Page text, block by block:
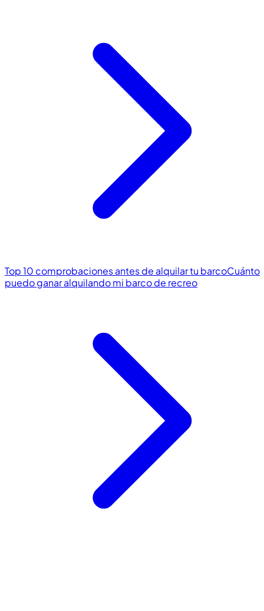
Top 10 comprobaciones antes de alquilar tu barcoCuánto
puedo ganar alquilando mi barco de recreo